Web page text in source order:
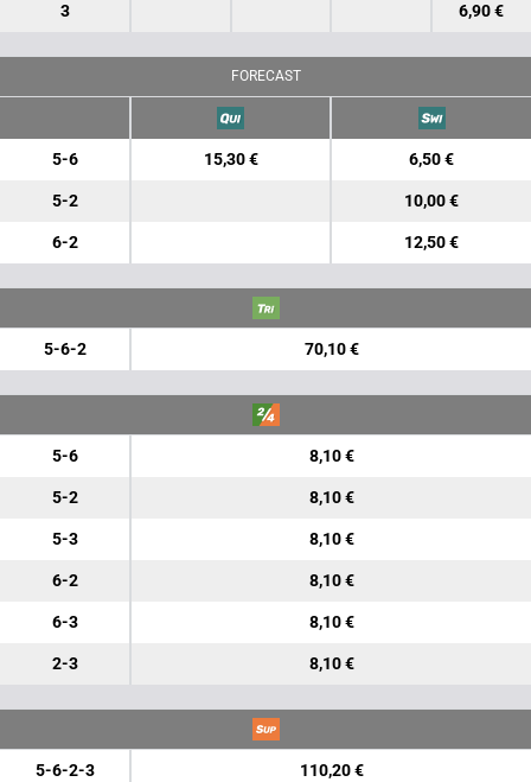
3 6,90 €
FORECAST
5-6 15,30 € 6,50 €
5-2 10,00 €
6-2 12,50 €
5-6-2 70,10 €
5-6 8,10 €
5-2 8,10 €
5-3 8,10 €
6-2 8,10 €
6-3 8,10 €
2-3 8,10 €
5-6-2-3 110,20 €